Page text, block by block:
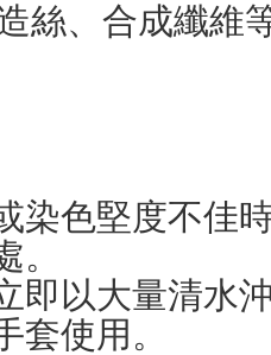
絲、合成纖維
染色堅度不佳
即以大量清水
套使用。